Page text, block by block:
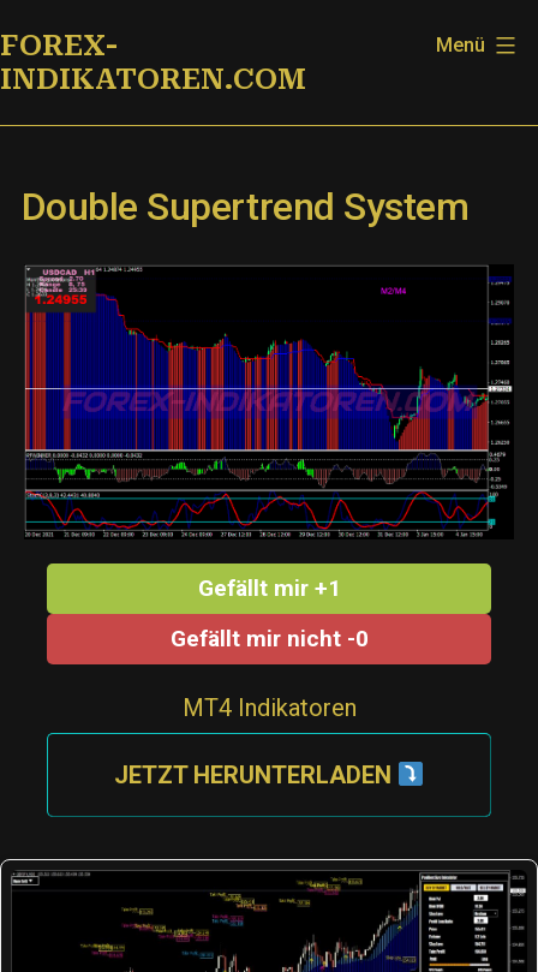
Inhalt
springen
FOREX-
INDIKATOREN.COM
Menü
Double Supertrend System
Gefällt mir +1
Gefällt mir nicht -0
MT4 Indikatoren
JETZT HERUNTERLADEN